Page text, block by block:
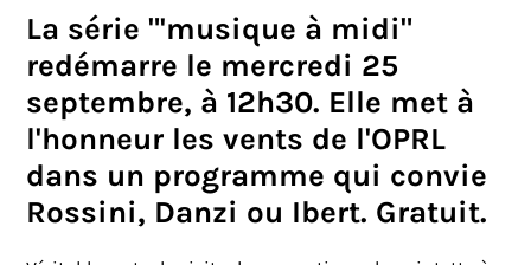
La série "'musique à midi"
redémarre le mercredi 25
septembre, à 12h30. Elle met à
l'honneur les vents de l'OPRL
dans un programme qui convie
Rossini, Danzi ou Ibert. Gratuit.